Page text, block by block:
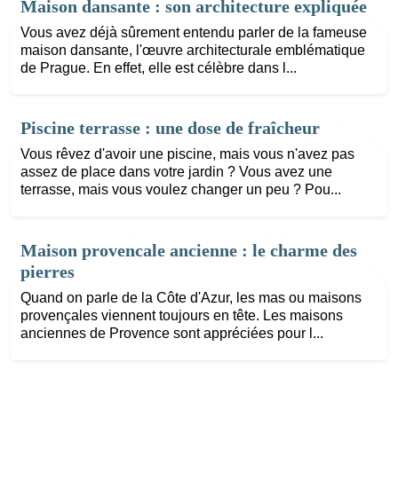
Maison dansante : son architecture expliquée
Vous avez déjà sûrement entendu parler de la fameuse
maison dansante, l'œuvre architecturale emblématique
de Prague. En effet, elle est célèbre dans l...
Piscine terrasse : une dose de fraîcheur
Vous rêvez d'avoir une piscine, mais vous n'avez pas
assez de place dans votre jardin ? Vous avez une
terrasse, mais vous voulez changer un peu ? Pou...
Maison provencale ancienne : le charme des
pierres
Quand on parle de la Côte d'Azur, les mas ou maisons
provençales viennent toujours en tête. Les maisons
anciennes de Provence sont appréciées pour l...